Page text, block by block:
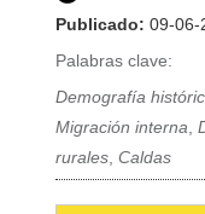
Publicado: 09-06-
Palabras clave:
Demografía
Migración interna,
rurales,Caldas